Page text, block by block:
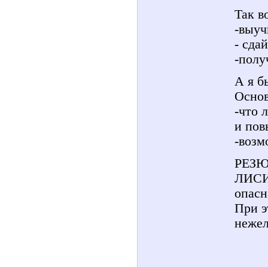
Так
-
-
-
А я
-что
и
-
При